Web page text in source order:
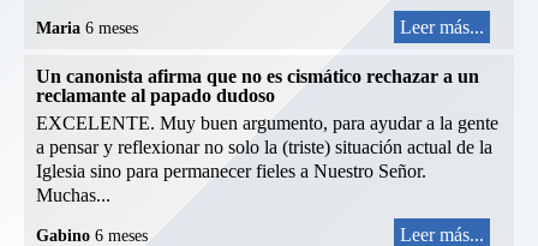
Maria 6 meses Leer más...
Un canonista afirma que no es cismático rechazar a un
reclamante al papado dudoso
EXCELENTE. Muy buen argumento, para ayudar a la gente
a pensar y reflexionar no solo la (triste) situación actual de la
Iglesia sino para permanecer fieles a Nuestro Señor.
Muchas...
Gabino 6 meses Leer más...